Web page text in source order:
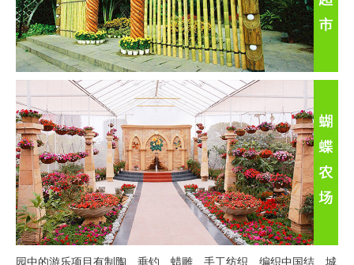
园中的游乐项目有制陶、垂钓、蜡雕、手工纺织、编织中国结、城